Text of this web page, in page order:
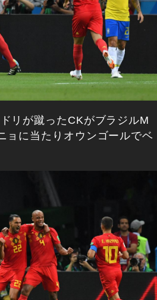
リが蹴ったCKがブラジルM
ョに当たりオウンゴールでベ